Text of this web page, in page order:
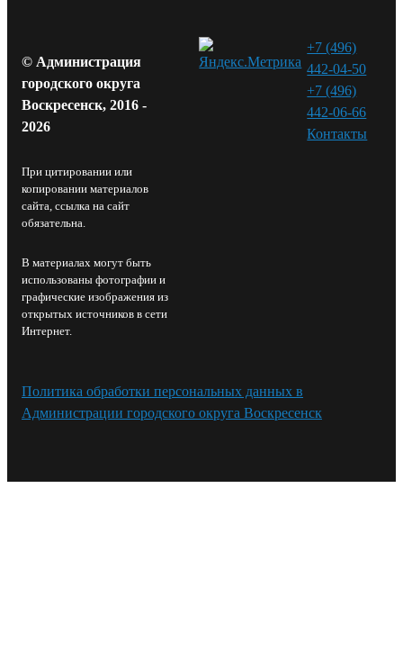
© Администрация
городского округа
Воскресенск, 2016 -
2026
При цитировании или
копировании материалов
сайта, ссылка на сайт
обязательна.
В материалах могут быть
использованы фотографии и
графические изображения из
открытых источников в сети
Интернет.
+7 (496)
442-04-50
+7 (496)
442-06-66
Контакты⁠
Политика обработки персональных данных в
Администрации городского округа Воскресенск